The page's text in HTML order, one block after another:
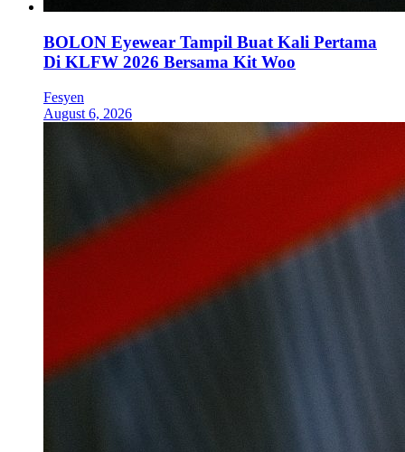
BOLON Eyewear Tampil Buat Kali Pertama
Di KLFW 2026 Bersama Kit Woo
Fesyen
August 6, 2026